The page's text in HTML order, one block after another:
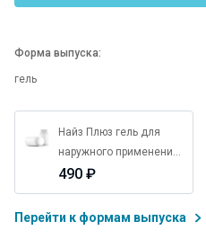
Форма выпуска:
гель
Найз Плюз гель для
наружного применения
туба 50 г
490 ₽
Перейти к формам выпуска